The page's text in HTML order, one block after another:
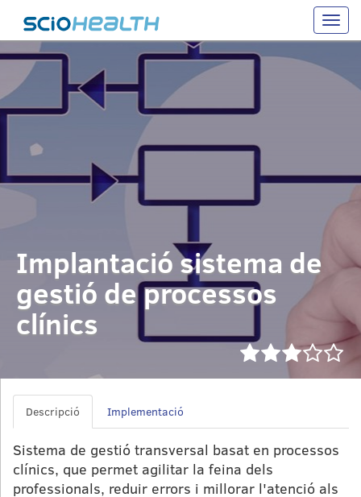
Toggle
Implantació sistema de
gestió de processos
clínics
Descripció Implementació
Sistema de gestió transversal basat en processos
clínics, que permet agilitar la feina dels
professionals, reduir errors i millorar l'atenció als